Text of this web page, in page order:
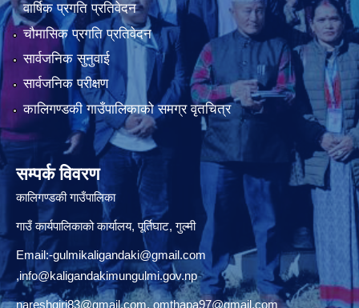
वार्षिक प्रगति प्रतिवेदन
चौमासिक प्रगति प्रतिवेदन
सार्वजनिक सुनुवाई
सार्वजनिक परीक्षण
कालिगण्डकी गाउँपालिकाको समग्र वृतचित्र
सम्पर्क विवरण
कालिगण्डकी गाउँपालिका
गाउँ कार्यपालिकाको कार्यालय, पूर्तिघाट, गुल्मी
Email:-gulmikaligandaki@gmail.com
,info@kaligandakimungulmi.gov.np
nareshgiri83@gmail.com,omthapa97@gmail.com